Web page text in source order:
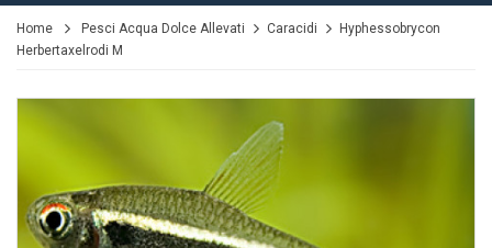
Home Pesci Acqua Dolce Allevati Caracidi
Hyphessobrycon
Herbertaxelrodi M